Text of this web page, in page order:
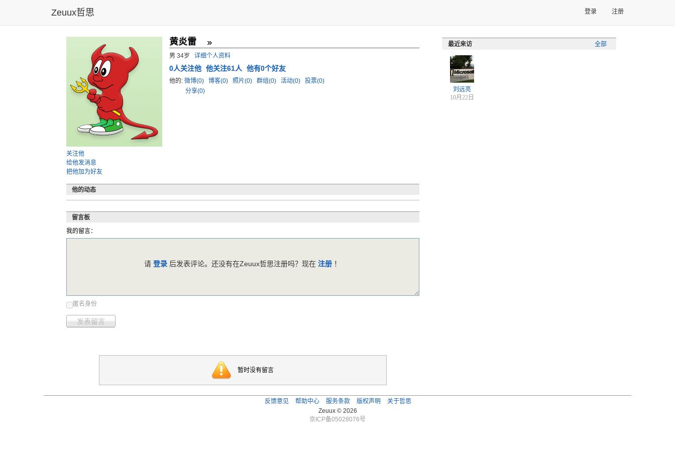
Zeuux哲思 登录 注册
关注他
给他发消息
把他加为好友
黄炎雷
男 34岁 详细个人资料
0人关注他 他关注61人 他有0个好友
他的: 微博(0) 博客(0) 照片(0) 群组(0) 活动(0)
投票(0)
分享(0)
他的动态
留言板
我的留言：
匿名身份
发表留言
请登录 后发表评论。还没有在Zeuux哲思注册吗？现在注册 ！
暂时没有留言
全部
最近来访
刘远亮
10月22日
反馈意见 帮助中心 服务条款 版权声明
关于哲思
Zeuux © 2026
京ICP备05028076号